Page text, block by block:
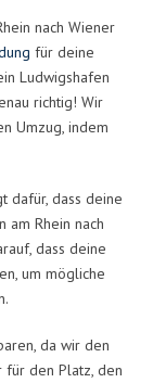
nach Wiener
für deine
Ludwigshafen
richtig! Wir
Umzug, indem
dafür, dass deine
am Rhein nach
dass deine
um mögliche
da wir den
für den Platz, den